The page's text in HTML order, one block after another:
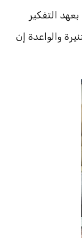
التفكير
والواعدة إن